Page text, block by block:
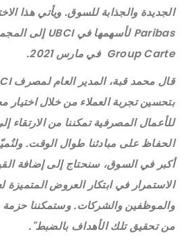
Group Carte في مارس 2021.
بتحسين تجربة العملاء من خلال اختيار
للأعمال المصرفية تمكننا من الارتقاء
الحفاظ على مبادئنا طوال الوقت.
أكبر في السوق، سنحتاج إلى إضافة
الاستمرار في ابتكار العروض المتميزة
من تحقيق تلك الأهداف بالضبط".